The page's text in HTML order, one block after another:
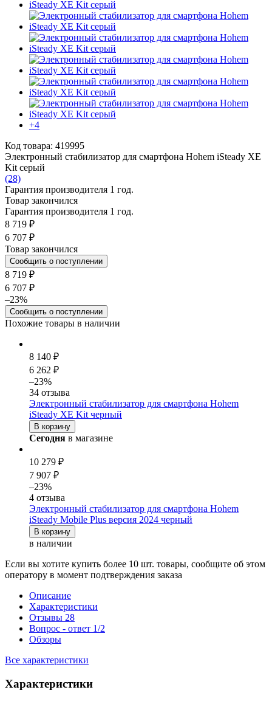
+4
Код товара: 419995
Электронный стабилизатор для смартфона Hohem iSteady XE
Kit серый
(28)
Гарантия производителя 1 год.
Товар закончился
Гарантия производителя 1 год.
8 719 ₽
6 707 ₽
Товар закончился
Сообщить о поступлении
8 719 ₽
6 707 ₽
–23%
Сообщить о поступлении
Похожие товары в наличии
8 140 ₽
6 262 ₽
–23%
34 отзыва
Электронный стабилизатор для смартфона Hohem
iSteady XE Kit черный
В корзину
Сегодня в магазине
10 279 ₽
7 907 ₽
–23%
4 отзыва
Электронный стабилизатор для смартфона Hohem
iSteady Mobile Plus версия 2024 черный
В корзину
в наличии
Если вы хотите купить более 10 шт. товары, сообщите об этом
оператору в момент подтверждения заказа
Описание
Характеристики
Отзывы 28
Вопрос - ответ 1/2
Обзоры
Все характеристики
Характеристики